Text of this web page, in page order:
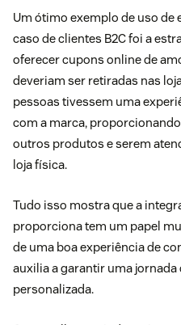
Um ótimo exemplo de uso de
caso de clientes B2C foi a
oferecer cupons online de
deveriam ser retiradas nas
pessoas tivessem uma
com a marca,
outros produtos e serem
loja física.
Tudo isso mostra que a
proporciona tem um papel
de uma boa experiência de
auxilia a garantir uma
personalizada.